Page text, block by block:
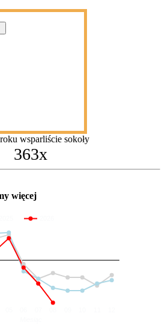
wsparliście sokoły
363x
więcej